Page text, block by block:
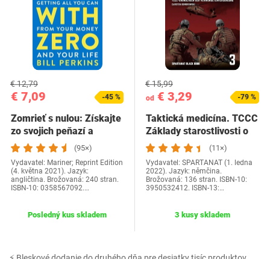
€ 7,09
€ 12,79
-45 %
Zomrieť s nulou: Získajte
zo svojich peňazí a
života…
(95×)
Vydavatel: Mariner; Reprint Edition
(4. května 2021). Jazyk:
angličtina. Brožovaná: 240 stran.
ISBN-10: 0358567092.…
Posledný kus skladem
od € 3,29
€ 15,99
-79 %
Taktická medicína. TCCC
Základy starostlivosti o
zranených…
(11×)
Vydavatel: SPARTANAT (1. ledna
2022). Jazyk: němčina.
Brožovaná: 136 stran. ISBN-10:
3950532412. ISBN-13:…
3 kusy skladem